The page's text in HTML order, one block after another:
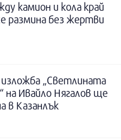
камион и кола край
размина без жертви
„Светлината
на Ивайло Нягалов ще
в Казанлък